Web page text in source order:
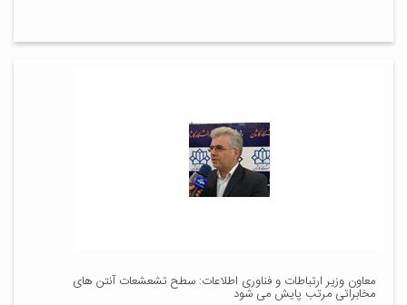
معاون وزیر ارتباطات و فناوری اطلاعات: سطح تشعشعات آنتن های
مخابراتی مرتب پایش می شود